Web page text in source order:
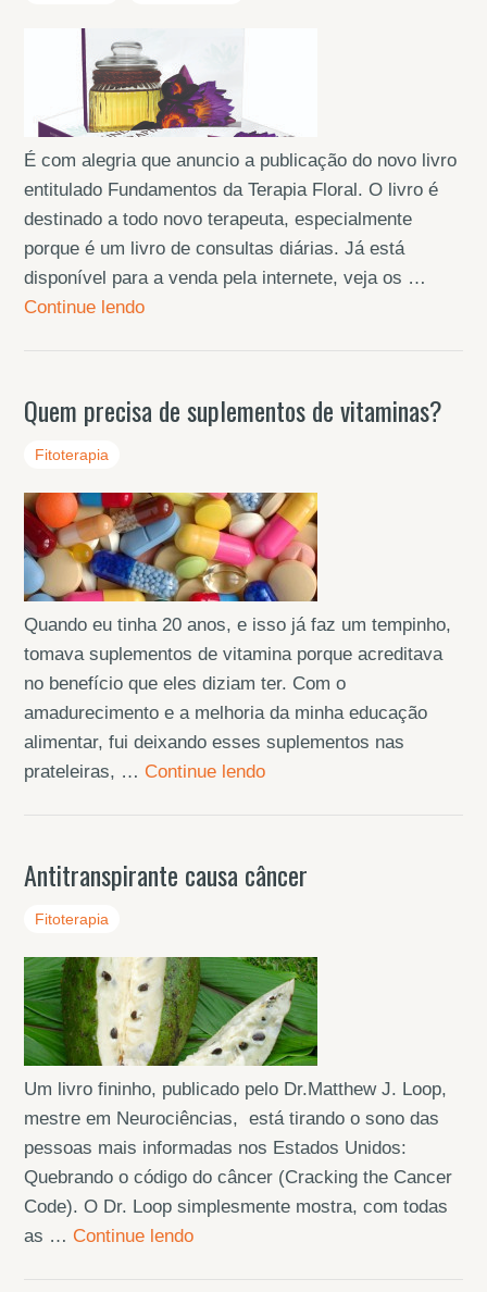
É com alegria que anuncio a publicação do novo livro
entitulado Fundamentos da Terapia Floral. O livro é
destinado a todo novo terapeuta, especialmente
porque é um livro de consultas diárias. Já está
disponível para a venda pela internete, veja os …
Continue lendo
Quem precisa de suplementos de vitaminas?
Fitoterapia
Quando eu tinha 20 anos, e isso já faz um tempinho,
tomava suplementos de vitamina porque acreditava
no benefício que eles diziam ter. Com o
amadurecimento e a melhoria da minha educação
alimentar, fui deixando esses suplementos nas
prateleiras, … Continue lendo
Antitranspirante causa câncer
Fitoterapia
Um livro fininho, publicado pelo Dr.Matthew J. Loop,
mestre em Neurociências, está tirando o sono das
pessoas mais informadas nos Estados Unidos:
Quebrando o código do câncer (Cracking the Cancer
Code). O Dr. Loop simplesmente mostra, com todas
as … Continue lendo